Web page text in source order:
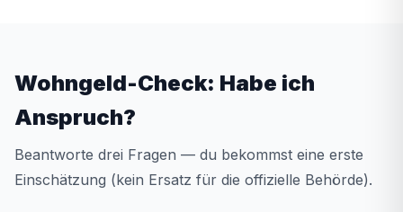
Wohngeld-Check: Habe ich
Anspruch?
Beantworte drei Fragen — du bekommst eine erste
Einschätzung (kein Ersatz für die offizielle Behörde).